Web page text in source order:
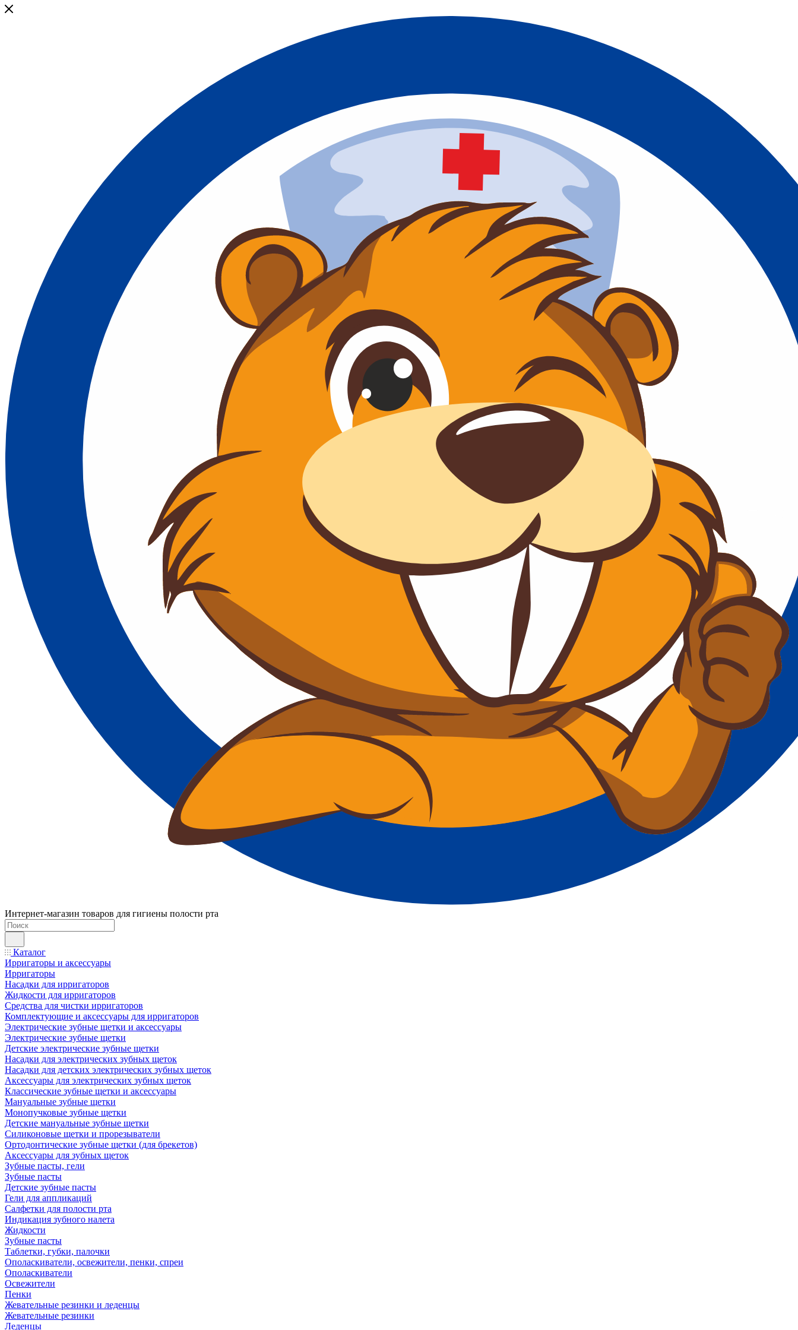
Интернет-магазин товаров для гигиены полости рта
Каталог
Ирригаторы и аксессуары
Ирригаторы
Насадки для ирригаторов
Жидкости для ирригаторов
Средства для чистки ирригаторов
Комплектующие и аксессуары для ирригаторов
Электрические зубные щетки и аксессуары
Электрические зубные щетки
Детские электрические зубные щетки
Насадки для электрических зубных щеток
Насадки для детских электрических зубных щеток
Аксессуары для электрических зубных щеток
Классические зубные щетки и аксессуары
Мануальные зубные щетки
Монопучковые зубные щетки
Детские мануальные зубные щетки
Силиконовые щетки и прорезыватели
Ортодонтические зубные щетки (для брекетов)
Аксессуары для зубных щеток
Зубные пасты, гели
Зубные пасты
Детские зубные пасты
Гели для аппликаций
Салфетки для полости рта
Индикация зубного налета
Жидкости
Зубные пасты
Таблетки, губки, палочки
Ополаскиватели, освежители, пенки, спреи
Ополаскиватели
Освежители
Пенки
Жевательные резинки и леденцы
Жевательные резинки
Леденцы